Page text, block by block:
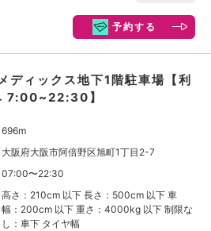
予約する
ィックス地下1階駐車場【利
7:00~22:30】
696m
大阪府大阪市阿倍野区旭町1丁目2-7
07:00〜22:30
高さ：210cm 以下 長さ：500cm 以下 車
幅：200cm 以下 重さ：4000kg 以下 制限な
し：車下 タイヤ幅